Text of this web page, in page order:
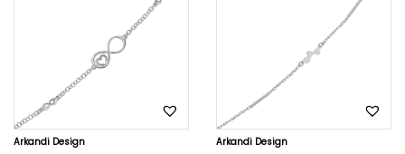
Arkandi Design Arkandi Design